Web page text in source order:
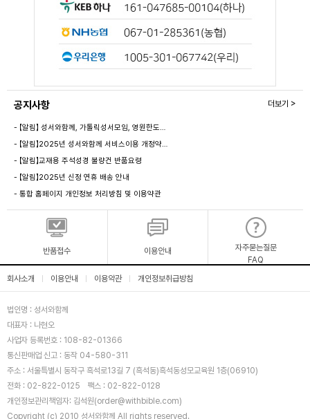
공지사항
- 【알림】 성서와함께, 가톨릭성서모임, 영원한도…
- 【알림】2025년 성서와함께 서비스이용 개정약…
- 【알림】교재용 주석성경 불량건 반품요령
- 【알림】2025년 신정 연휴 배송 안내
- 통합 홈페이지 개인정보 처리방침 및 이용약관
더보기 >
반품접수 이용안내
자주묻는질문
FAQ
회사소개
이용안내 이용약관 개인정보취급방침
법인명 : 성서와함께
대표자 : 나현오
사업자 등록번호 : 108-82-01366
통신판매업 신고 : 동작 04-580-311
주소 : 서울특별시 동작구 흑석로13길 7 (흑석동)흑석동성모교육원 1층(06910)
전화 : 02-822-0125
팩스 : 02-822-0128
개인정보관리책임자: 김석원(order@withbible.com)
Copyright (c) 2010 성서와함께 All rights reserved.